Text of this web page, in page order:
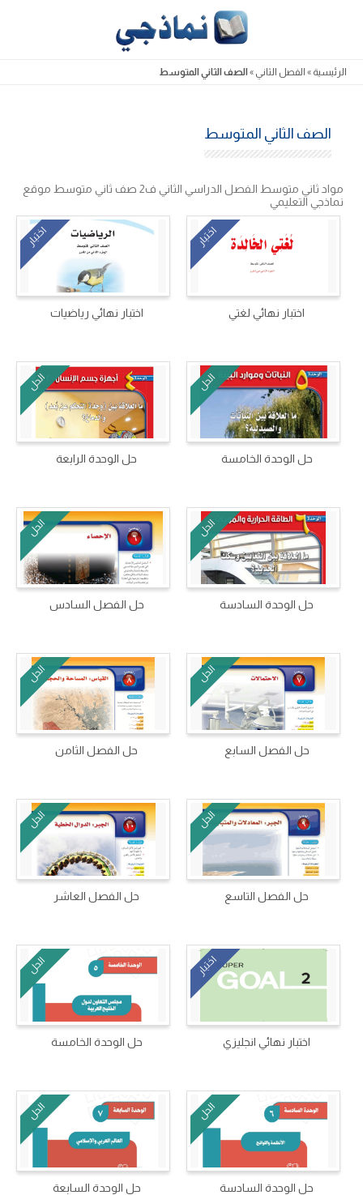
Skip
to
content
الرئيسية » الفصل الثاني »الصف الثاني المتوسط
الصف الثاني المتوسط
مواد ثاني متوسط الفصل الدراسي الثاني ف2 صف ثاني متوسط موقع
نماذجي التعليمي
اختبار
اختبار نهائي لغتي
اختبار
اختبار نهائي رياضيات
الحل
حل الوحدة الخامسة
الحل
حل الوحدة الرابعة
الحل
حل الوحدة السادسة
الحل
حل الفصل السادس
الحل
حل الفصل السابع
الحل
حل الفصل الثامن
الحل
حل الفصل التاسع
الحل
حل الفصل العاشر
اختبار
اختبار نهائي انجليزي
الحل
حل الوحدة الخامسة
الحل
حل الوحدة السادسة
الحل
حل الوحدة السابعة